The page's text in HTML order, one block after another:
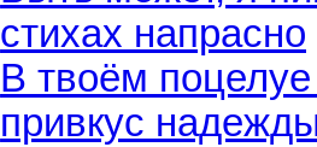
стихах напрасно
В твоём
привкус